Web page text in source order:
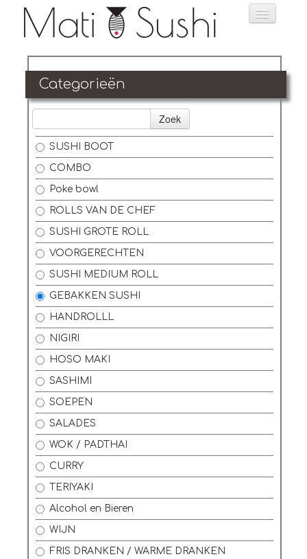
Bestellen
Reservatie
Foto's
Login
Contact
Categorieën
Zoek
SUSHI BOOT
COMBO
Poke bowl
ROLLS VAN DE CHEF
SUSHI GROTE ROLL
VOORGERECHTEN
SUSHI MEDIUM ROLL
GEBAKKEN SUSHI
HANDROLLL
NIGIRI
HOSO MAKI
SASHIMI
SOEPEN
SALADES
WOK / PADTHAI
CURRY
TERIYAKI
Alcohol en Bieren
WIJN
FRIS DRANKEN / WARME DRANKEN